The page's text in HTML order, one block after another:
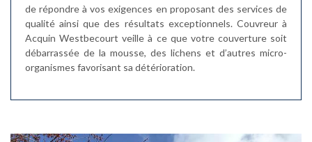
de répondre à vos exigences en proposant des services de
qualité ainsi que des résultats exceptionnels. Couvreur à
Acquin Westbecourt veille à ce que votre couverture soit
débarrassée de la mousse, des lichens et d’autres micro-
organismes favorisant sa détérioration.